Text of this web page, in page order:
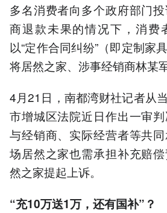
多名消费者向多个政府部门
商退款未果的情况下，消费
以“定作合同纠纷”（即定制家
将居然之家、涉事经销商林某
4月21日，南都湾财社记者从
市增城区法院近日作出一审
与经销商、实际经营者等共
场居然之家也需承担补充赔
然之家提起上诉。
“充10万送1万，还有国补”？